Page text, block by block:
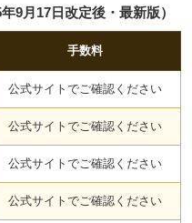
9月17日改定後・最新版）
手数料
公式サイトでご確認ください
公式サイトでご確認ください
公式サイトでご確認ください
公式サイトでご確認ください